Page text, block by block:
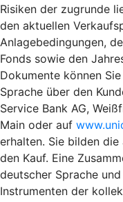
Risiken der zugrunde
den aktuellen
Anlagebedingungen,
Fonds sowie den
Dokumente können
Sprache über den
Service Bank AG,
Main oder auf
erhalten. Sie bilden
den Kauf. Eine
deutscher Sprache
Instrumenten der